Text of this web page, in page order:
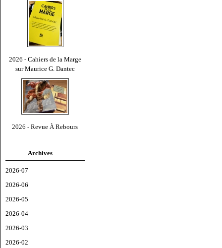
2026 - Cahiers de la Marge
sur Maurice G. Dantec
2026 - Revue À Rebours
Archives
2026-07
2026-06
2026-05
2026-04
2026-03
2026-02